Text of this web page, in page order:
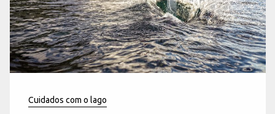
Cuidados com o lago